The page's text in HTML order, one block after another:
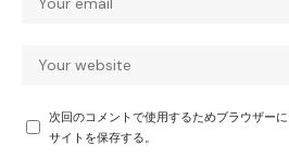
次回のコメントで使用するためブラウザー
サイトを保存する。